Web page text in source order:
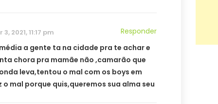
2021, 11:17 pm
Responder
a gente ta na cidade pra te achar e
chora pra mamãe não ,camarão que
leva,tentou o mal com os boys em
o mal porque quis,queremos sua alma seu